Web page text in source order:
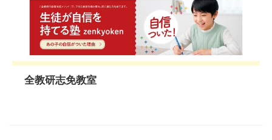
全教研志免教室